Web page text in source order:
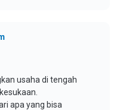
usaha di tengah
apa yang bisa